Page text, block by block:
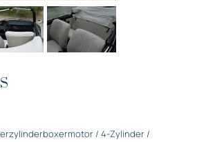
/ 4-Zylinder /